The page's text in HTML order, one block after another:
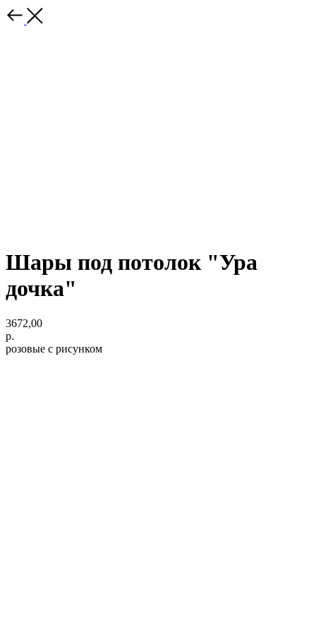
Шары под потолок "Ура
дочка"
3672,00
р.
розовые с рисунком